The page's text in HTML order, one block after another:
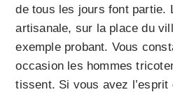
de tous les jours font partie.
artisanale, sur la place du
exemple probant. Vous
occasion les hommes
tissent. Si vous avez l’esprit